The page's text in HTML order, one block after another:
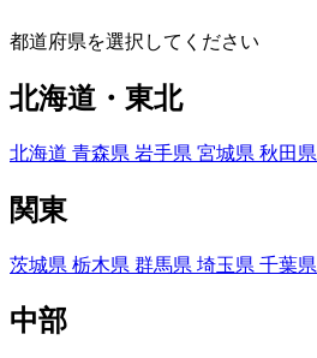
都道府県を選択してください
北海道・東北
北海道 青森県 岩手県 宮城県 秋田県
関東
茨城県 栃木県 群馬県 埼玉県 千葉県
中部